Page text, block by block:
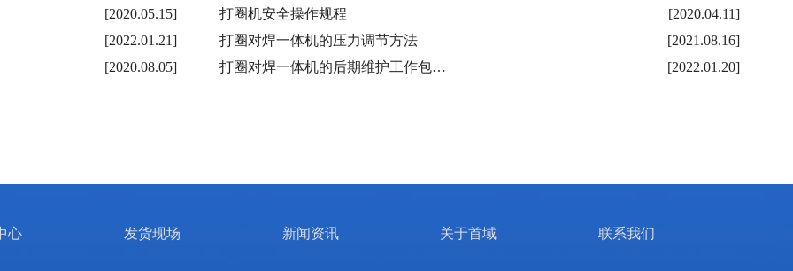
[2020.05.15]
[2020.04.11]
打圈机安全操作规程
[2022.01.21]
[2021.08.16]
打圈对焊一体机的压力调节方法
[2020.08.05]
[2022.01.20]
打圈对焊一体机的后期维护工作包…
心 发货现场 新闻资讯 关于首域 联系我们